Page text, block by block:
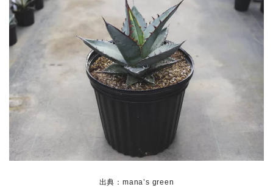
出典：mana’s green